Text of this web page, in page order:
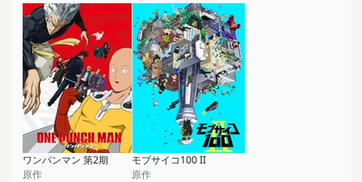
ワンパンマン 第2期
原作
モブサイコ100 II
原作